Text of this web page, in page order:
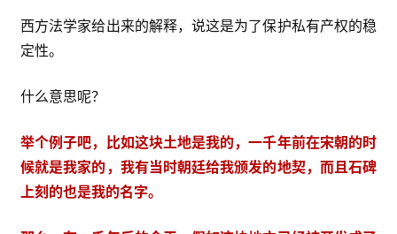
西方法学家给出来的解释，说这是为了保护私有产权的稳
定性。
什么意思呢？
举个例子吧，比如这块土地是我的，一千年前在宋朝的时
候就是我家的，我有当时朝廷给我颁发的地契，而且石碑
上刻的也是我的名字。